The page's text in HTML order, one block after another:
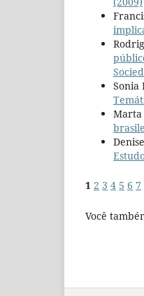
Sonia
Marta
1 2 3 4 5 6 7
Você